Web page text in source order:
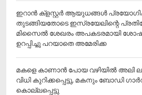
ഇറാന്‍ ക്‌ളസ്റ്റര്‍ ആയുധങ്ങള്‍
തുടങ്ങിയതോടെ ഇസ്രയേലിന്റെ
മിസൈല്‍ ശേഖരം അപകടരമായി
ഉറപ്പിച്ചു പറയാതെ അമേരിക്ക
മകളെ കാണാന്‍ പോയ വഴിയില്‍ അലി
വിധി കുറിക്കപ്പെട്ടു, മകനും ബോഡി
കൊല്ലപ്പെട്ടു